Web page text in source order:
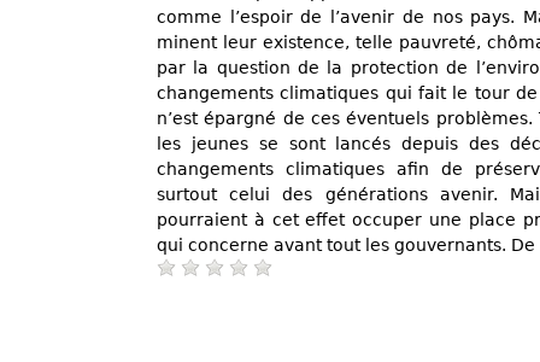
comme l’espoir de l’avenir de nos pays.
minent leur existence, telle pauvreté,
par la question de la protection de
changements climatiques qui fait le tour
n’est épargné de ces éventuels
les jeunes se sont lancés depuis des
changements climatiques afin de
surtout celui des générations avenir.
pourraient à cet effet occuper une place
qui concerne avant tout les gouvernants.